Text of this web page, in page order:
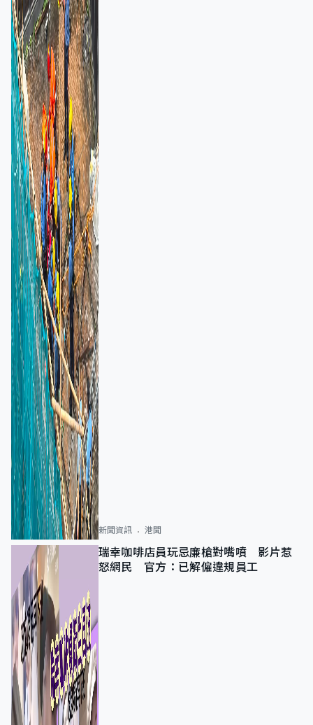
新聞資訊 港聞
瑞幸咖啡店員玩忌廉槍對嘴噴 影片惹
怒網民 官方：已解僱違規員工